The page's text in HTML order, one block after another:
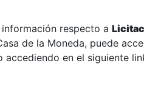
respecto a
de la Moneda, puede
en el siguiente